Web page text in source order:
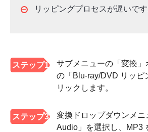
リッピングプロセスが遅いです
ステップ1
サブメニューの「変換
の「Blu-ray/DVD リッピ
リックします。
ステップ2
ステップ3
変換ドロップダウンメ
Audio」を選択し、MP3